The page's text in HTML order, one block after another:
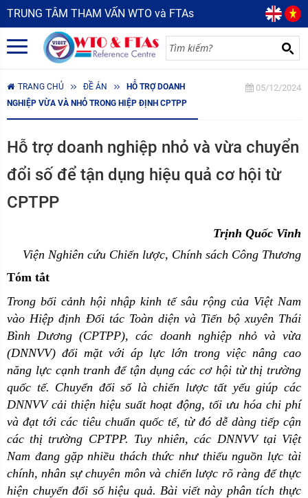
TRUNG TÂM THAM VẤN WTO và FTAs
TRANG CHỦ ĐỀ ÁN
HỖ TRỢ DOANH
NGHIỆP VỪA VÀ NHỎ TRONG HIỆP ĐỊNH CPTPP
05/12/2024
Hỗ trợ doanh nghiệp nhỏ và vừa chuyển
đổi số để tận dụng hiệu quả cơ hội từ
CPTPP
Trịnh Quốc Vinh
Viện Nghiên cứu Chiến lược, Chính sách Công Thương
Tóm tắt
Trong bối cảnh hội nhập kinh tế sâu rộng của Việt Nam
vào Hiệp định Đối tác Toàn diện và Tiến bộ xuyên Thái
Bình Dương (CPTPP), các doanh nghiệp nhỏ và vừa
(DNNVV) đối mặt với áp lực lớn trong việc nâng cao
năng lực cạnh tranh để tận dụng các cơ hội từ thị trường
quốc tế. Chuyển đổi số là chiến lược tất yếu giúp các
DNNVV cải thiện hiệu suất hoạt động, tối ưu hóa chi phí
và đạt tới các tiêu chuẩn quốc tế, từ đó dễ dàng tiếp cận
các thị trường CPTPP. Tuy nhiên, các DNNVV tại Việt
Nam đang gặp nhiều thách thức như thiếu nguồn lực tài
chính, nhân sự chuyên môn và chiến lược rõ ràng để thực
hiện chuyển đổi số hiệu quả. Bài viết này phân tích thực